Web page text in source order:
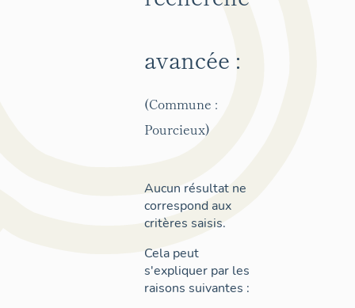
avancée :
(Commune :
Pourcieux)
Aucun résultat ne
correspond aux
critères saisis.
Cela peut
s'expliquer par les
raisons suivantes :